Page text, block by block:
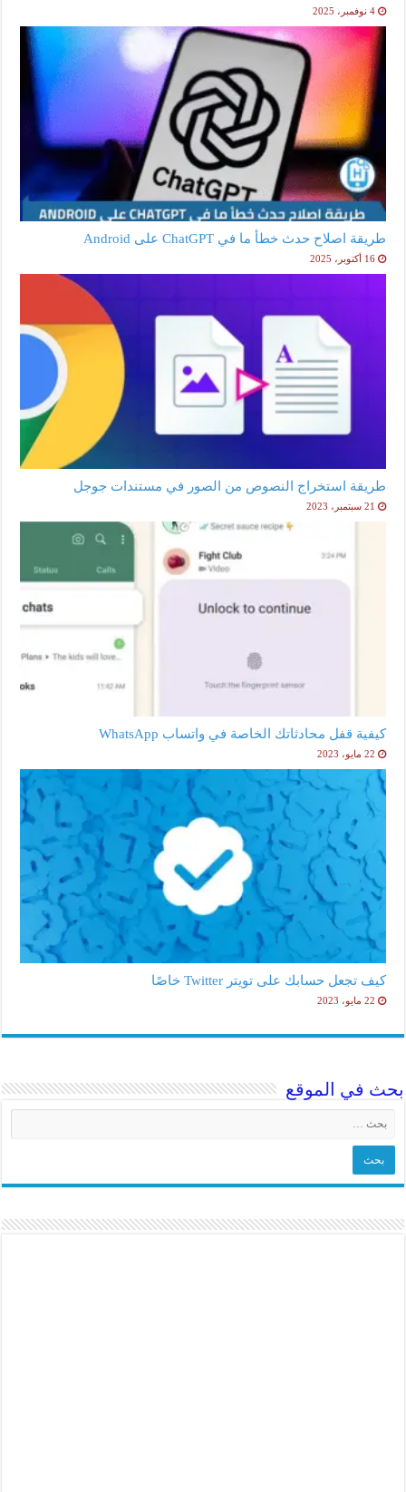
4 نوفمبر، 2025
طريقة اصلاح حدث خطأ ما في ChatGPT على Android
16 أكتوبر، 2025
طريقة استخراج النصوص من الصور في مستندات جوجل
21 سبتمبر، 2023
كيفية قفل محادثاتك الخاصة في واتساب WhatsApp
22 مايو، 2023
كيف تجعل حسابك على تويتر Twitter خاصًا
22 مايو، 2023
بحث في الموقع